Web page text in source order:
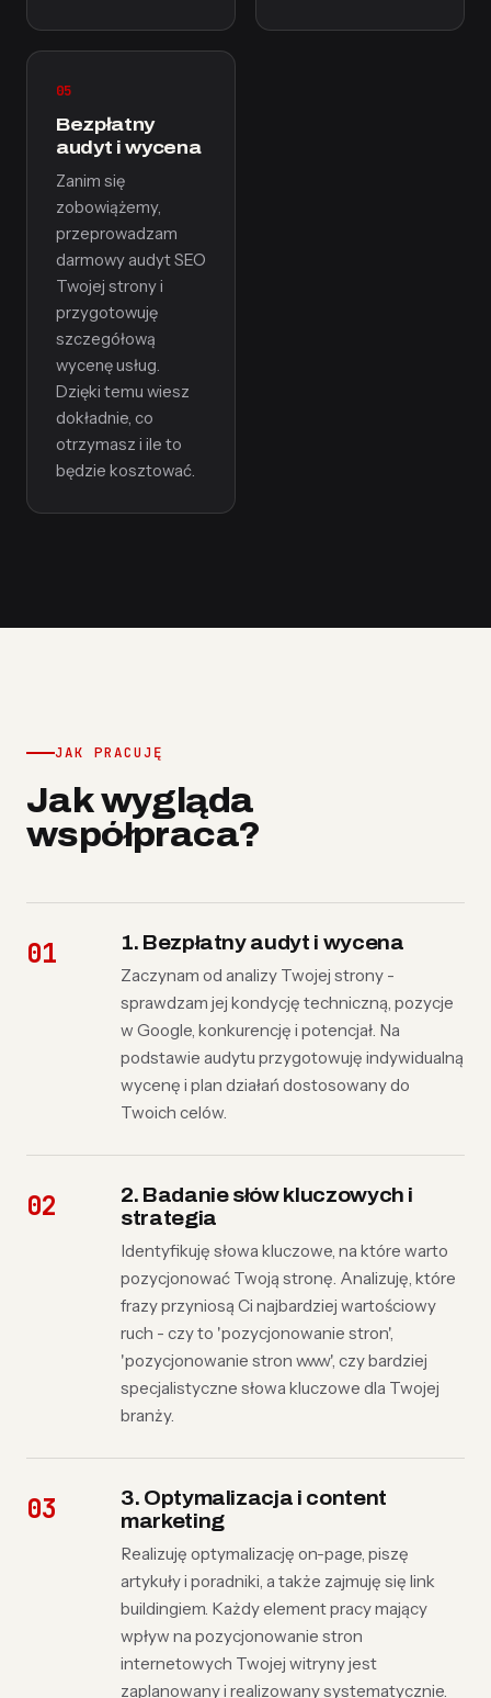
05
Bezpłatny
audyt i wycena
Zanim się
zobowiążemy,
przeprowadzam
darmowy audyt SEO
Twojej strony i
przygotowuję
szczegółową
wycenę usług.
Dzięki temu wiesz
dokładnie, co
otrzymasz i ile to
będzie kosztować.
JAK PRACUJĘ
Jak wygląda
współpraca?
1. Bezpłatny audyt i wycena
Zaczynam od analizy Twojej strony -
sprawdzam jej kondycję techniczną, pozycje
w Google, konkurencję i potencjał. Na
podstawie audytu przygotowuję indywidualną
wycenę i plan działań dostosowany do
Twoich celów.
2. Badanie słów kluczowych i
strategia
Identyfikuję słowa kluczowe, na które warto
pozycjonować Twoją stronę. Analizuję, które
frazy przyniosą Ci najbardziej wartościowy
ruch - czy to 'pozycjonowanie stron',
'pozycjonowanie stron www', czy bardziej
specjalistyczne słowa kluczowe dla Twojej
branży.
3. Optymalizacja i content
marketing
Realizuję optymalizację on-page, piszę
artykuły i poradniki, a także zajmuję się link
buildingiem. Każdy element pracy mający
wpływ na pozycjonowanie stron
internetowych Twojej witryny jest
zaplanowany i realizowany systematycznie.